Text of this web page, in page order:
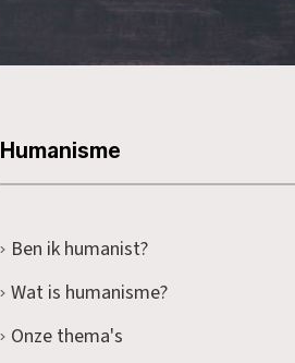
Humanisme
Ben ik humanist?
Wat is humanisme?
Onze thema's